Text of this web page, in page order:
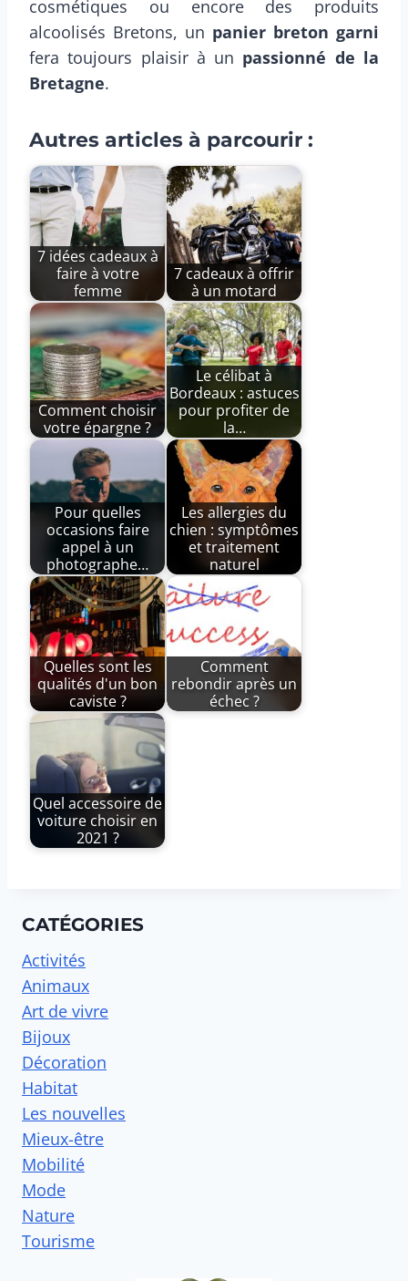
cosmétiques ou encore des produits
alcoolisés Bretons, un panier breton garni
fera toujours plaisir à un passionné de la
Bretagne.
Autres articles à parcourir :
7 idées cadeaux à
faire à votre
femme
7 cadeaux à offrir
à un motard
Comment choisir
votre épargne ?
Le célibat à
Bordeaux : astuces
pour profiter de
la…
Pour quelles
occasions faire
appel à un
photographe…
Les allergies du
chien : symptômes
et traitement
naturel
Quelles sont les
qualités d'un bon
caviste ?
Comment
rebondir après un
échec ?
Quel accessoire de
voiture choisir en
2021 ?
CATÉGORIES
Activités
Animaux
Art de vivre
Bijoux
Décoration
Habitat
Les nouvelles
Mieux-être
Mobilité
Mode
Nature
Tourisme